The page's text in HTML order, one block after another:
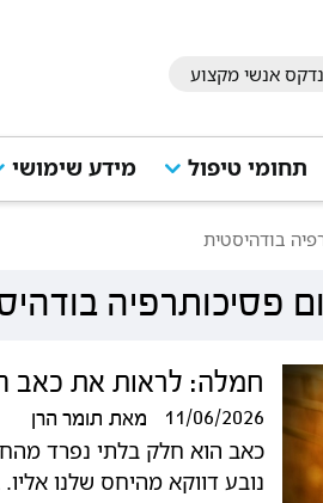
אנשי מקצוע
תחומי טיפול מידע שימושי
בודהיסטית
פסיכותרפיה
חמלה: לראות את כאב
11/06/2026 מאת תומר הרן
כאב הוא חלק בלתי נפרד
נובע דווקא מהיחס שלנו